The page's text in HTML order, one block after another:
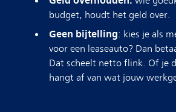
budget, houdt het geld over.
Geen bijtelling: kies je als
voor een leaseauto? Dan
Dat scheelt netto flink. Of je
hangt af van wat jouw